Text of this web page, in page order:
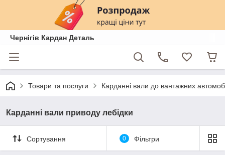
Чернігів Кардан Деталь
Товари та послуги Карданні вали до вантажних
Карданні вали приводу лебідки
Сортування 0 Фільтри